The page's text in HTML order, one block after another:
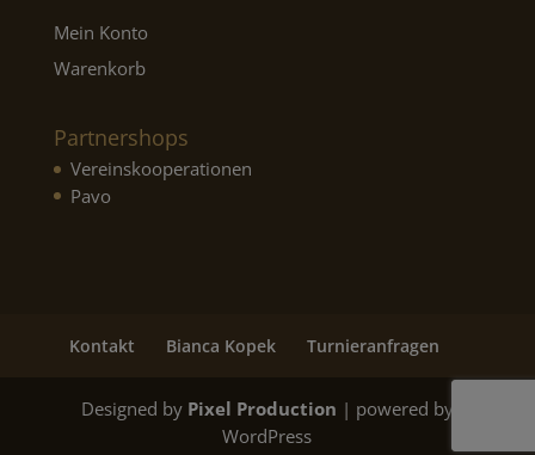
Mein Konto
Warenkorb
Partnershops
Vereinskooperationen
Pavo
Kontakt Bianca Kopek Turnieranfragen
Designed by Pixel Production | powered by
WordPress